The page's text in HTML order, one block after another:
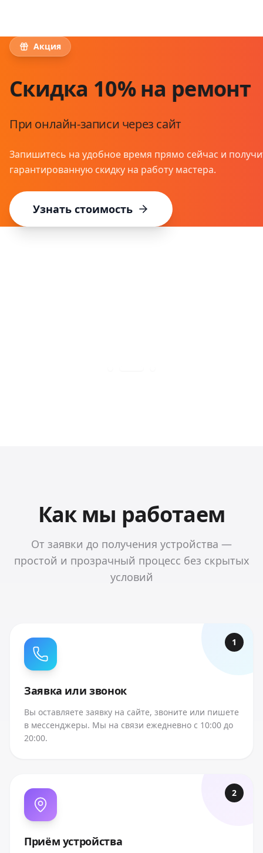
Акция
Скидка 10% на ремонт
При онлайн-записи через сайт
Запишитесь на удобное время прямо сейчас и
гарантированную скидку на работу мастера.
Узнать стоимость
Как мы работаем
От заявки до получения устройства —
простой и прозрачный процесс без скрытых
условий
1
Заявка или звонок
Вы оставляете заявку на сайте, звоните или пишете
в мессенджеры. Мы на связи ежедневно с 10:00 до
20:00.
2
Приём устройства